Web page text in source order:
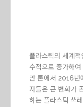
플라스틱의 세계
수적으로 증가하
만 톤에서 2016년
자들은 큰 변화가
하는 플라스틱 쓰